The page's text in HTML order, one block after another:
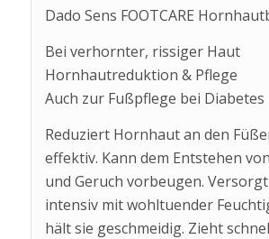
Dado Sens FOOTCARE
Bei verhornter, rissiger Haut
Hornhautreduktion & Pflege
Auch zur Fußpflege bei Diabetes
Reduziert Hornhaut an den
effektiv. Kann dem Entstehen
und Geruch vorbeugen.
intensiv mit wohltuender
hält sie geschmeidig. Zieht